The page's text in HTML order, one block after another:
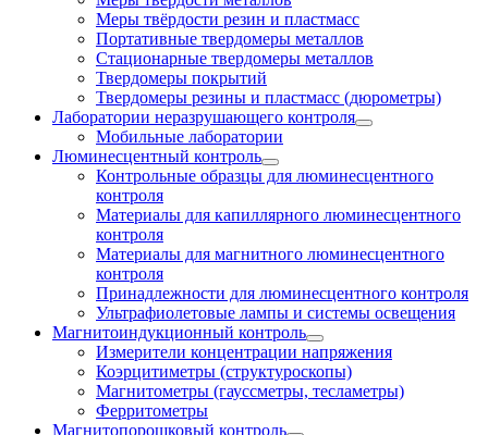
Меры твёрдости резин и пластмасс
Портативные твердомеры металлов
Стационарные твердомеры металлов
Твердомеры покрытий
Твердомеры резины и пластмасс (дюрометры)
Лаборатории неразрушающего контроля
Мобильные лаборатории
Люминесцентный контроль
Контрольные образцы для люминесцентного
контроля
Материалы для капиллярного люминесцентного
контроля
Материалы для магнитного люминесцентного
контроля
Принадлежности для люминесцентного контроля
Ультрафиолетовые лампы и системы освещения
Магнитоиндукционный контроль
Измерители концентрации напряжения
Коэрцитиметры (структуроскопы)
Магнитометры (гауссметры, тесламетры)
Ферритометры
Магнитопорошковый контроль